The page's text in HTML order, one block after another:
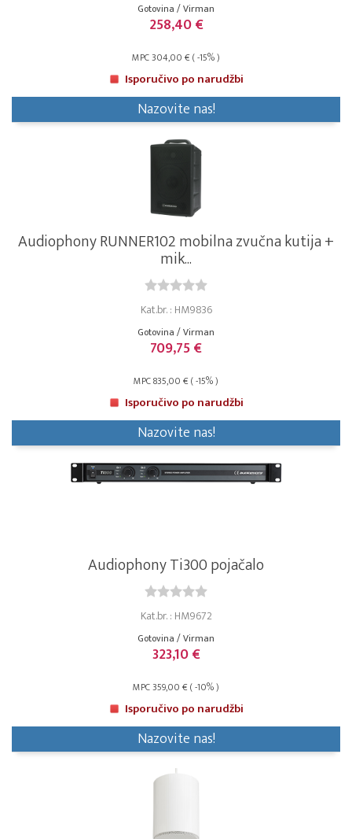
Gotovina / Virman
258,40 €
MPC 304,00 € ( -15% )
Isporučivo po narudžbi
Nazovite nas!
Audiophony RUNNER102 mobilna zvučna kutija +
mik...
Kat.br. : HM9836
Gotovina / Virman
709,75 €
MPC 835,00 € ( -15% )
Isporučivo po narudžbi
Nazovite nas!
Audiophony Ti300 pojačalo
Kat.br. : HM9672
Gotovina / Virman
323,10 €
MPC 359,00 € ( -10% )
Isporučivo po narudžbi
Nazovite nas!